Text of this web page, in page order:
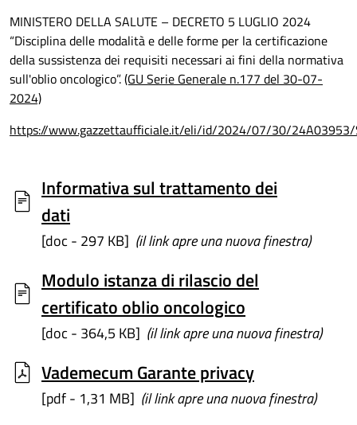
MINISTERO DELLA SALUTE – DECRETO 5 LUGLIO 2024
“Disciplina delle modalità e delle forme per la certificazione
della sussistenza dei requisiti necessari ai fini della normativa
sull'oblio oncologico”.(GU Serie Generale n.177 del 30-07-
2024)
https://www.gazzettaufficiale.it/eli/id/2024/07/30/24A03953/
Informativa sul trattamento dei
dati
[doc - 297 KB] (il link apre una nuova finestra)
Modulo istanza di rilascio del
certificato oblio oncologico
[doc - 364,5 KB] (il link apre una nuova finestra)
Vademecum Garante privacy
[pdf - 1,31 MB] (il link apre una nuova finestra)